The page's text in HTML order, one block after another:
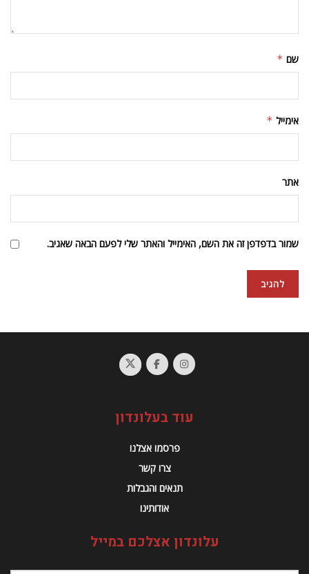
שם *
אימייל *
אתר
שמור בדפדפן זה את השם, האימייל והאתר שלי לפעם הבאה שאגיב.
עוד בעלונדון
פרסמו אצלנו
צרו קשר
תנאים והגבלות
אודותינו
עלונדון אצלכם במייל